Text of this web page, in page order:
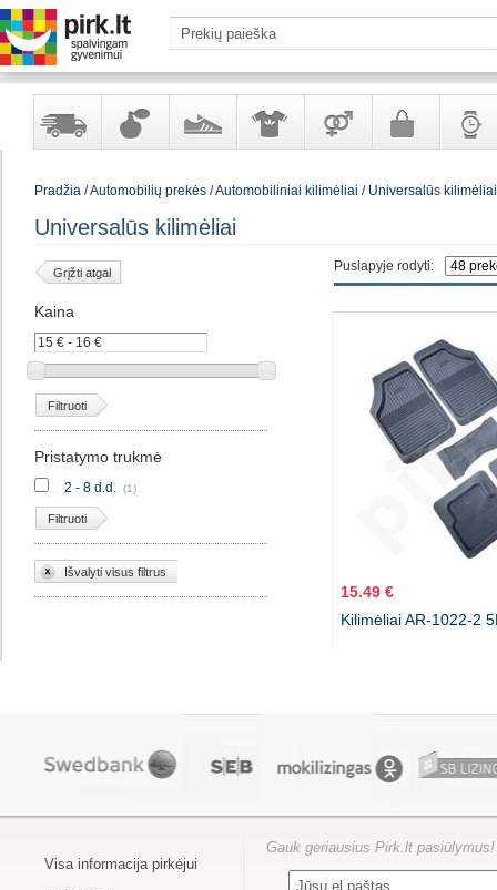
Yra
Kvepalai
kosmetika
AvalynėApranga Prekės
Galanterija
Pradžia/Automobilių prekės/Automobiliniai kilimėliai / Universalūs kilimėliai
Universalūs kilimėliai
Puslapyje rodyti:
Grįžti atgal
Kaina
Filtruoti
Pristatymo trukmė
2 - 8 d.d. (1)
Filtruoti
Išvalyti visus filtrus
15.49 €
Kilimėliai AR-1022-2
Visa informacija pirkėjui
Gauk geriausius Pirk.lt pasiūlymus!